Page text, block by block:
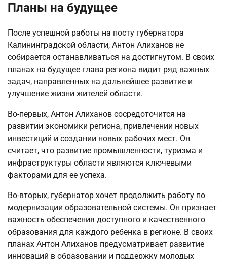
Планы на будущее
После успешной работы на посту губернатора
Калининградской области, Антон Алиханов не
собирается останавливаться на достигнутом. В своих
планах на будущее глава региона видит ряд важных
задач, направленных на дальнейшее развитие и
улучшение жизни жителей области.
Во-первых, Антон Алиханов сосредоточится на
развитии экономики региона, привлечении новых
инвестиций и создании новых рабочих мест. Он
считает, что развитие промышленности, туризма и
инфраструктуры области являются ключевыми
факторами для ее успеха.
Во-вторых, губернатор хочет продолжить работу по
модернизации образовательной системы. Он признает
важность обеспечения доступного и качественного
образования для каждого ребенка в регионе. В своих
планах Антон Алиханов предусматривает развитие
инноваций в образовании и поддержку молодых